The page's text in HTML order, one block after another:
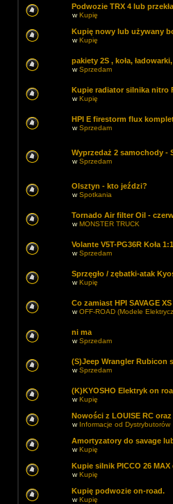
Podwozie TRX 4 lub
wKupię
Kupię nowy lub używany
wKupię
pakiety 2S , koła,
wSprzedam
Kupie radiator silnika nitro
wKupię
HPI E firestorm flux
wSprzedam
Wyprzedaż 2 samochody -
wSprzedam
Olsztyn - kto jeździ?
wSpotkania
Tornado Air filter Oil -
wMONSTER TRUCK
Volante V5T-PG36R Koła
wSprzedam
Sprzęgło / zębatki-atak
wKupię
Co zamiast HPI SAVAGE XS
wOFF-ROAD (Modele
ni ma
wSprzedam
(S)Jeep Wrangler Rubicon
wSprzedam
(K)KYOSHO Elektryk on
wKupię
Nowości z LOUISE RC oraz
w Informacje od Dystrybutorów
Amortyzatory do savage
wKupię
Kupie silnik PICCO 26 MAX
wKupię
Kupię podwozie on-road.
wKupię